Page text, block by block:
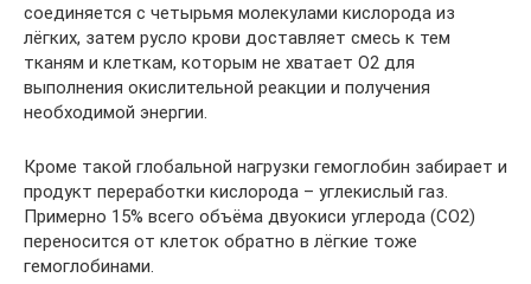
соединяется с четырьмя молекулами кислорода из
лёгких, затем русло крови доставляет смесь к тем
тканям и клеткам, которым не хватает О2 для
выполнения окислительной реакции и получения
необходимой энергии.
Кроме такой глобальной нагрузки гемоглобин забирает и
продукт переработки кислорода – углекислый газ.
Примерно 15% всего объёма двуокиси углерода (СО2)
переносится от клеток обратно в лёгкие тоже
гемоглобинами.